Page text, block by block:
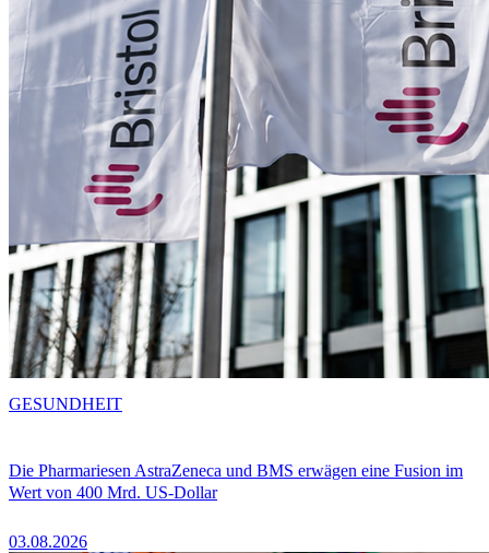
Die Pharmariesen AstraZeneca und BMS erwägen eine Fusion im
Wert von 400 Mrd. US-Dollar
03.08.2026
GESUNDHEIT